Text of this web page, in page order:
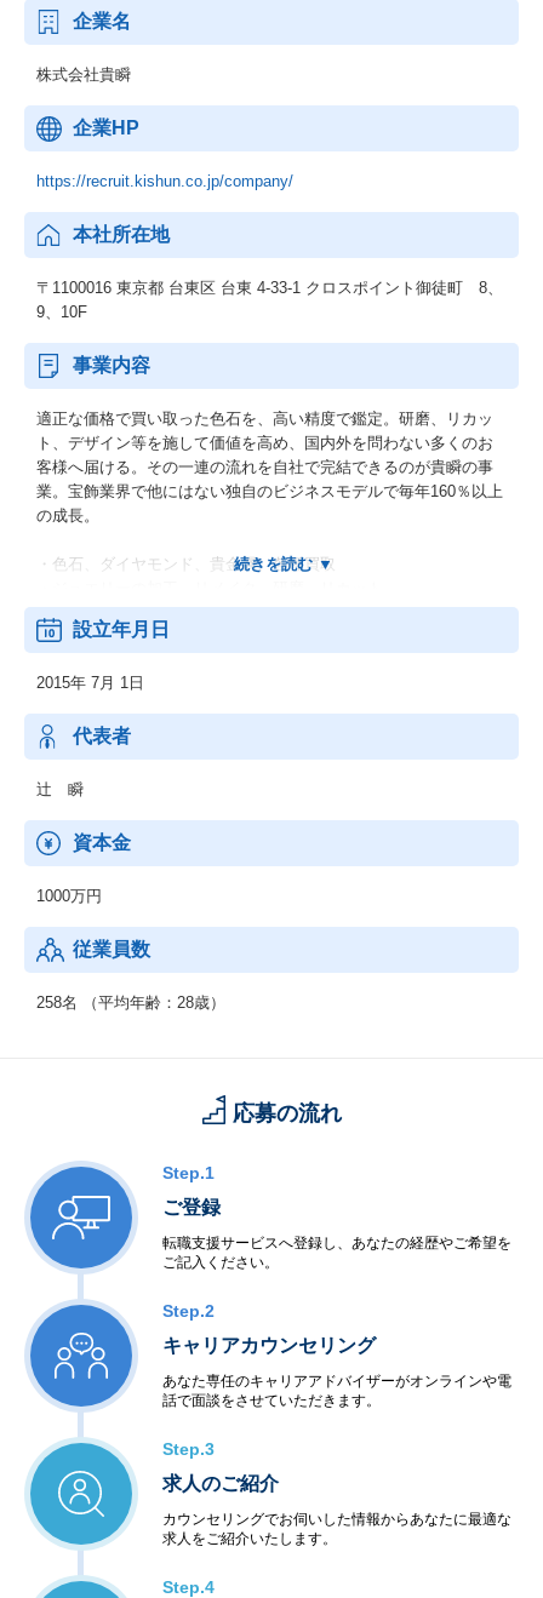
企業名
株式会社貴瞬
企業HP
https://recruit.kishun.co.jp/company/
本社所在地
〒1100016 東京都 台東区 台東 4-33-1 クロスポイント御徒町 8、
9、10F
事業内容
適正な価格で買い取った色石を、高い精度で鑑定。研磨、リカッ
ト、デザイン等を施して価値を高め、国内外を問わない多くのお
客様へ届ける。その一連の流れを自社で完結できるのが貴瞬の事
業。宝飾業界で他にはない独自のビジネスモデルで毎年160％以上
の成長。
・色石、ダイヤモンド、貴金属、各種買取
・上記商品の販売、輸出入
設立年月日
2015年 7月 1日
代表者
辻 瞬
資本金
1000万円
従業員数
258名 （平均年齢：28歳）
応募の流れ
Step.1
ご登録
転職支援サービスへ登録し、あなたの経歴やご希望を
ご記入ください。
Step.2
キャリアカウンセリング
あなた専任のキャリアアドバイザーがオンラインや電
話で面談をさせていただきます。
Step.3
求人のご紹介
カウンセリングでお伺いした情報からあなたに最適な
求人をご紹介いたします。
Step.4